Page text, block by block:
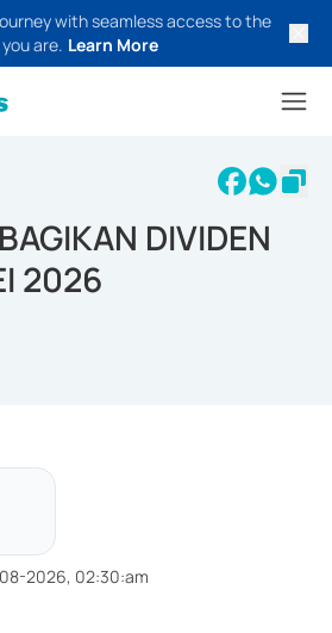
with seamless access to the
are. Learn More
DIVIDEN
2026
2026, 02:30:am